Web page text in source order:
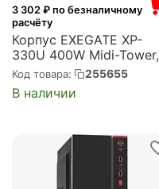
3 302 ₽ по безналичному
расчёту
Корпус EXEGATE XP-
330U 400W Midi-Tower,
400 Вт, 2xUSB 2.0,
2xUSB 3.0, чёрный
(EX272727RUS)
Код товара: 255655
В наличии